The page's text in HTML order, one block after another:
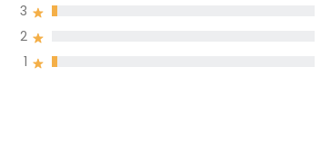
1
2
3